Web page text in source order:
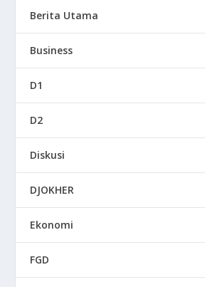
Berita Utama
Business
D1
D2
Diskusi
DJOKHER
Ekonomi
FGD